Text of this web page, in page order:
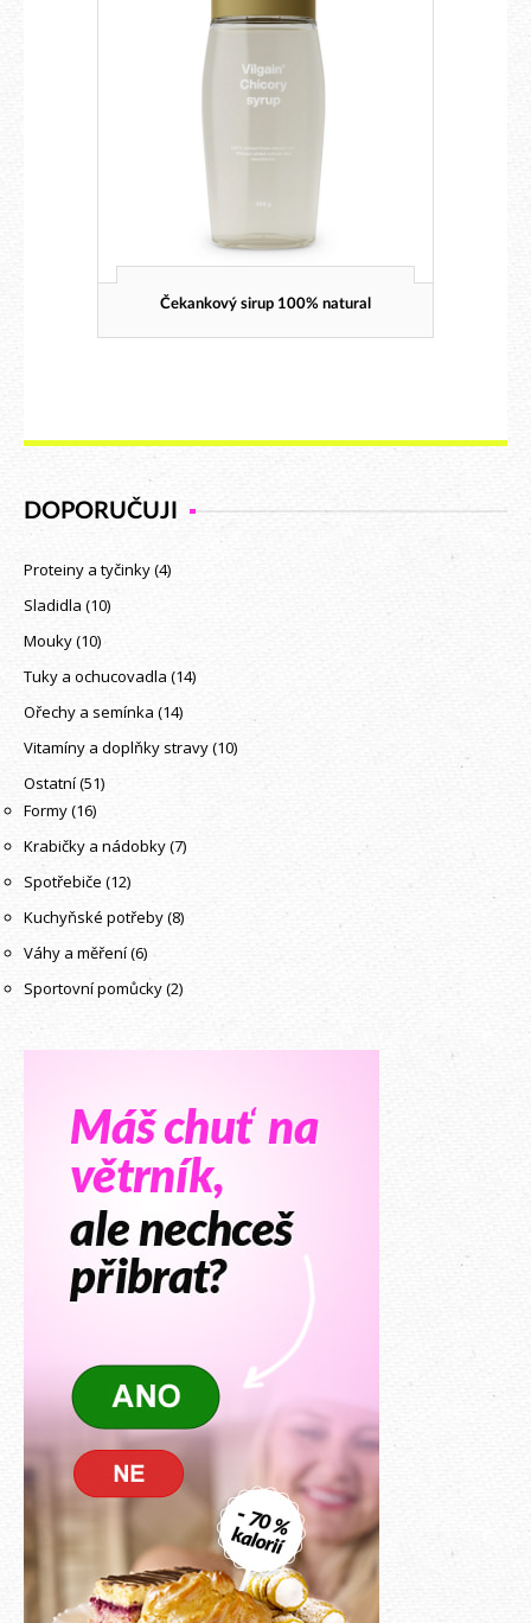
Čekankový sirup 100% natural
DOPORUČUJI
Proteiny a tyčinky(4)
Sladidla (10)
Mouky(10)
Tuky a ochucovadla (14)
Ořechy a semínka (14)
Vitamíny a doplňky stravy(10)
Ostatní(51)
Formy(16)
Krabičky a nádobky(7)
Spotřebiče (12)
Kuchyňské potřeby(8)
Váhy a měření(6)
Sportovní pomůcky(2)